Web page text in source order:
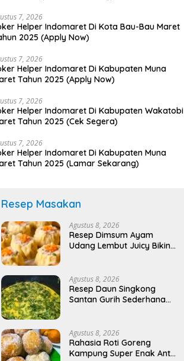
7, 2026
Helper Indomaret Di Kota Bau-Bau Maret
2025 (Apply Now)
7, 2026
Helper Indomaret Di Kabupaten Muna
Tahun 2025 (Apply Now)
7, 2026
Helper Indomaret Di Kabupaten Wakatobi
Tahun 2025 (Cek Segera)
7, 2026
Helper Indomaret Di Kabupaten Muna
Tahun 2025 (Lamar Sekarang)
Resep Masakan
Agustus 8, 2026
Resep Dimsum Ayam
Udang Lembut Juicy Bikin
Agustus 8, 2026
Resep Daun Singkong
Santan Gurih Sederhana
Agustus 8, 2026
Rahasia Roti Goreng
Kampung Super Enak Anti